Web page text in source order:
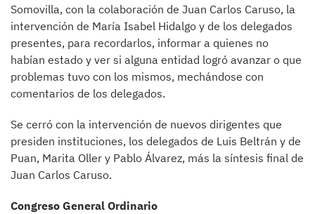
Somovilla, con la colaboración de Juan Carlos Caruso, la
intervención de María Isabel Hidalgo y de los delegados
presentes, para recordarlos, informar a quienes no
habían estado y ver si alguna entidad logró avanzar o que
problemas tuvo con los mismos, mechándose con
comentarios de los delegados.
Se cerró con la intervención de nuevos dirigentes que
presiden instituciones, los delegados de Luis Beltrán y de
Puan, Marita Oller y Pablo Álvarez, más la síntesis final de
Juan Carlos Caruso.
Congreso General Ordinario